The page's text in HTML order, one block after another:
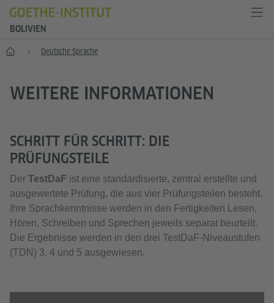
BOLIVIEN
Start Deutsche Sprache
WEITERE INFORMATIONEN
SCHRITT FÜR SCHRITT: DIE
PRÜFUNGSTEILE
Der TestDaF ist eine standardisierte, zentral erstellte und
ausgewertete Prüfung, die aus vier Prüfungsteilen besteht.
Ihre Sprachkenntnisse werden in den Fertigkeiten Lesen,
Hören, Schreiben und Sprechen jeweils separat beurteilt.
Die Ergebnisse werden in den drei TestDaF-Niveaustufen
(TDN) 3, 4 und 5 ausgewiesen.